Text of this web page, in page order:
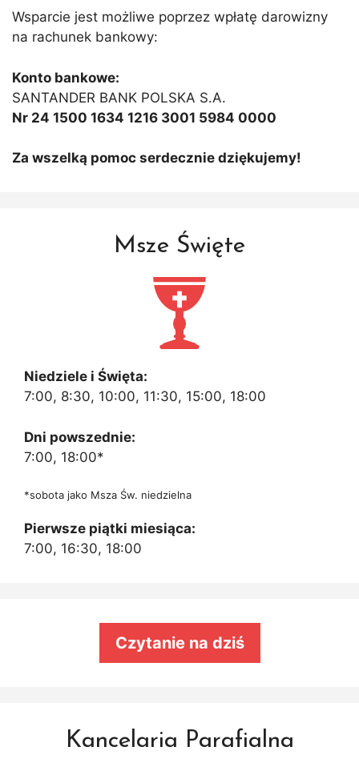
Wsparcie jest możliwe poprzez wpłatę darowizny
na rachunek bankowy:
Konto bankowe:
SANTANDER BANK POLSKA S.A.
Nr 24 1500 1634 1216 3001 5984 0000
Za wszelką pomoc serdecznie dziękujemy!
Msze Święte
Niedziele i Święta:
7:00, 8:30, 10:00, 11:30, 15:00, 18:00
Dni powszednie:
7:00, 18:00*
*sobota jako Msza Św. niedzielna
Pierwsze piątki miesiąca:
7:00, 16:30, 18:00
Czytanie na dziś
Kancelaria Parafialna